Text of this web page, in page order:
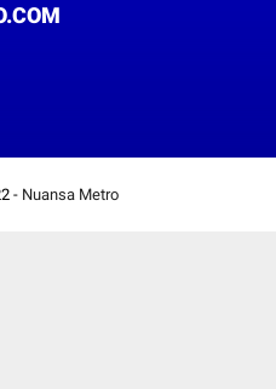
- Nuansa Metro